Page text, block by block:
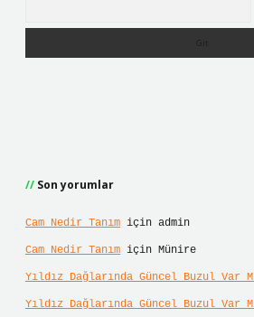
Son yorumlar
Cam Nedir Tanım için admin
Cam Nedir Tanım için Münire
Yıldız Dağlarında Güncel Buzul Var
Yıldız Dağlarında Güncel Buzul Var